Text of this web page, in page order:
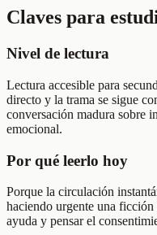
Claves para
Nivel de lectura
Lectura accesible para
directo y la trama se sigue
conversación madura sobre
emocional.
Por qué leerlo hoy
Porque la circulación
haciendo urgente una ficción
ayuda y pensar el